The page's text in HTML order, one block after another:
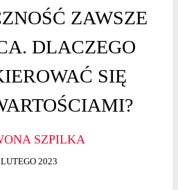
ZAWSZE
DLACZEGO
SIĘ
SZPILKA
2023